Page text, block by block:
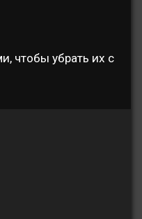
чтобы убрать их с